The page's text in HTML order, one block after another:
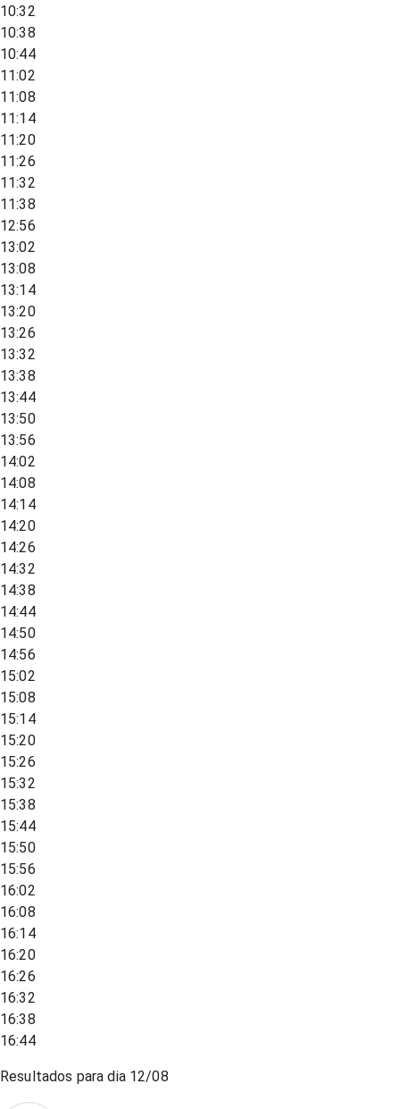
10:32
10:38
10:44
11:02
11:08
11:14
11:20
11:26
11:32
11:38
12:56
13:02
13:08
13:14
13:20
13:26
13:32
13:38
13:44
13:50
13:56
14:02
14:08
14:14
14:20
14:26
14:32
14:38
14:44
14:50
14:56
15:02
15:08
15:14
15:20
15:26
15:32
15:38
15:44
15:50
15:56
16:02
16:08
16:14
16:20
16:26
16:32
16:38
16:44
Resultados para dia 12/08